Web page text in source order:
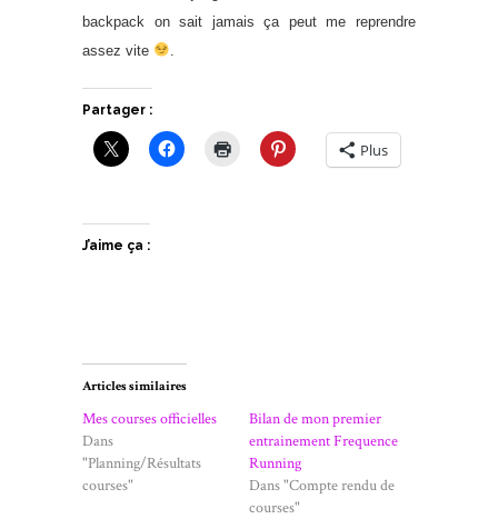
backpack on sait jamais ça peut me reprendre
assez vite
Partager :
Plus
J’aime ça :
Articles similaires
Mes courses officielles
Dans
"Planning/Résultats
courses"
Bilan de mon premier
entrainement Frequence
Running
Dans "Compte rendu de
courses"